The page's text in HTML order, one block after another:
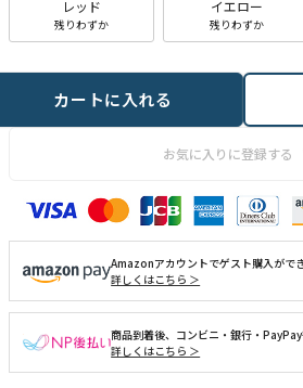
レッド
残りわずか
イエロー
残りわずか
お気に入りに登録する
カートに入れる
Amazonアカウントでゲスト購入ができ
詳しくはこちら ＞
商品到着後、コンビニ・銀行・PayPay
詳しくはこちら ＞